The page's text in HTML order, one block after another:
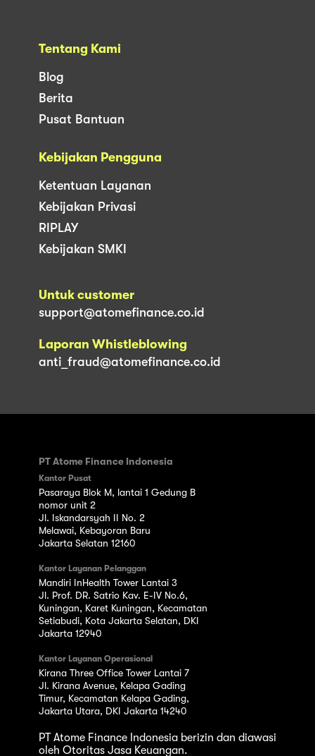
Tentang Kami
Blog
Berita
Pusat Bantuan
Kebijakan Pengguna
Ketentuan Layanan
Kebijakan Privasi
RIPLAY
Kebijakan SMKI
Untuk customer
support@atomefinance.co.id
Laporan Whistleblowing
anti_fraud@atomefinance.co.id
PT Atome Finance Indonesia
Kantor Pusat
Pasaraya Blok M, lantai 1 Gedung B
nomor unit 2
Jl. Iskandarsyah II No. 2
Melawai, Kebayoran Baru
Jakarta Selatan 12160
Kantor Layanan Pelanggan
Mandiri InHealth Tower Lantai 3
Jl. Prof. DR. Satrio Kav. E-IV No.6,
Kuningan, Karet Kuningan, Kecamatan
Setiabudi, Kota Jakarta Selatan, DKI
Jakarta 12940
Kantor Layanan Operasional
Kirana Three Office Tower Lantai 7
Jl. Kirana Avenue, Kelapa Gading
Timur, Kecamatan Kelapa Gading,
Jakarta Utara, DKI Jakarta 14240
PT Atome Finance Indonesia berizin dan diawasi
oleh Otoritas Jasa Keuangan.